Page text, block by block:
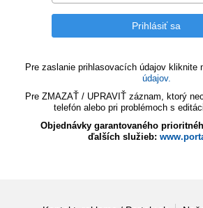
Pre zaslanie prihlasovacích údajov kliknite
údajov.
Pre ZMAZAŤ / UPRAVIŤ záznam, ktorý
telefón alebo pri problémoch s
Objednávky garantovaného
ďalších služieb: